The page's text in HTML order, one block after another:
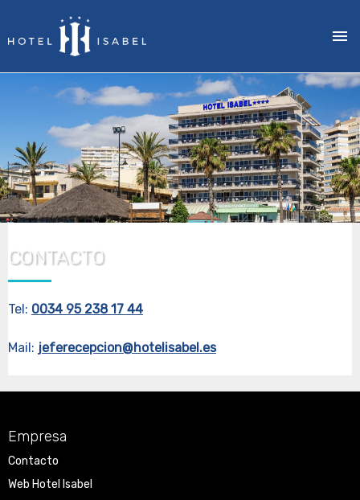
principal
CONTACTO
Tel: 0034 95 238 17 44
Mail: jeferecepcion@hotelisabel.es
Empresa
Contacto
Web Hotel Isabel